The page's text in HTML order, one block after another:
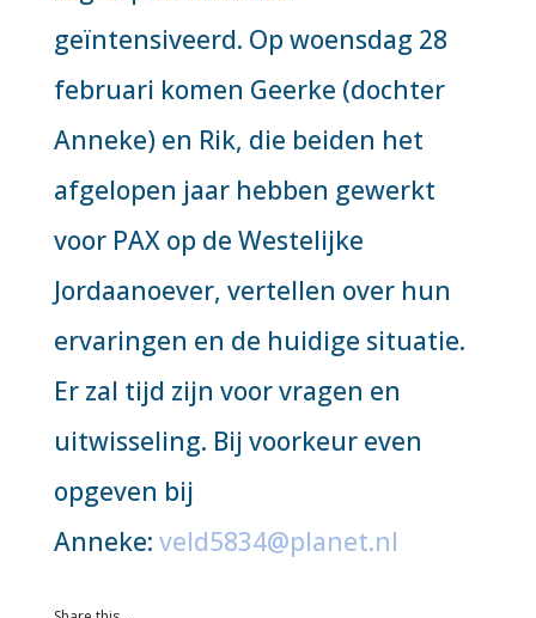
geïntensiveerd. Op woensdag 28
februari komen Geerke (dochter
Anneke) en Rik, die beiden het
afgelopen jaar hebben gewerkt
voor PAX op de Westelijke
Jordaanoever, vertellen over hun
ervaringen en de huidige situatie.
Er zal tijd zijn voor vragen en
uitwisseling. Bij voorkeur even
opgeven bij
Anneke: veld5834@planet.nl